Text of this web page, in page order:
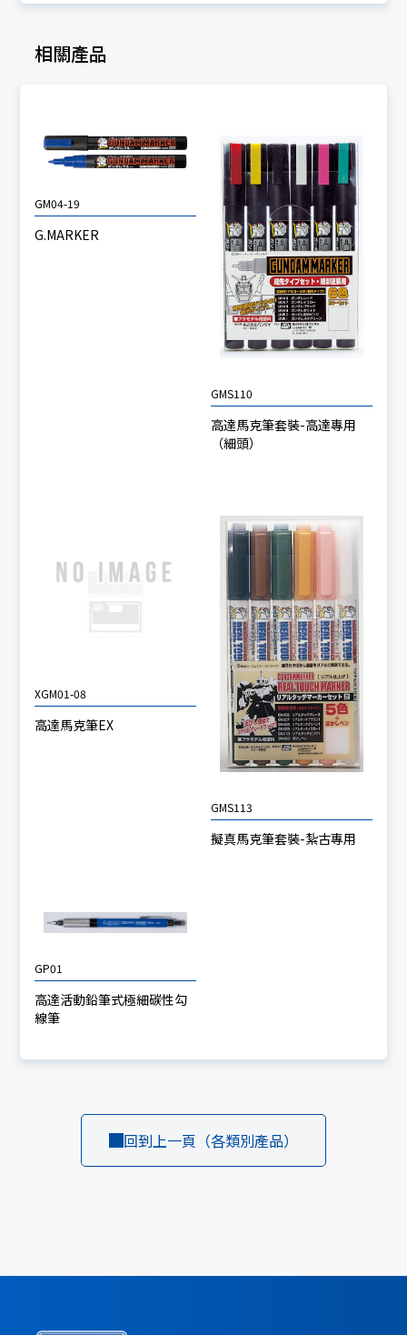
相關產品
GM04-19
G.MARKER
GMS110
高達馬克筆套裝-高達專用
（細頭）
XGM01-08
高達馬克筆EX
GMS113
擬真馬克筆套裝-紮古專用
GP01
高達活動鉛筆式極細碳性勾
線筆
回到上一頁（各類別產品）